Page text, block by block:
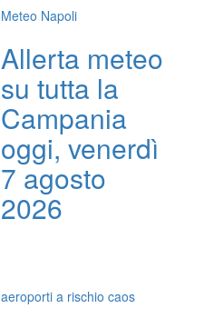
Meteo Napoli
Allerta meteo
su tutta la
Campania
oggi, venerdì
7 agosto
2026
aeroporti a rischio caos